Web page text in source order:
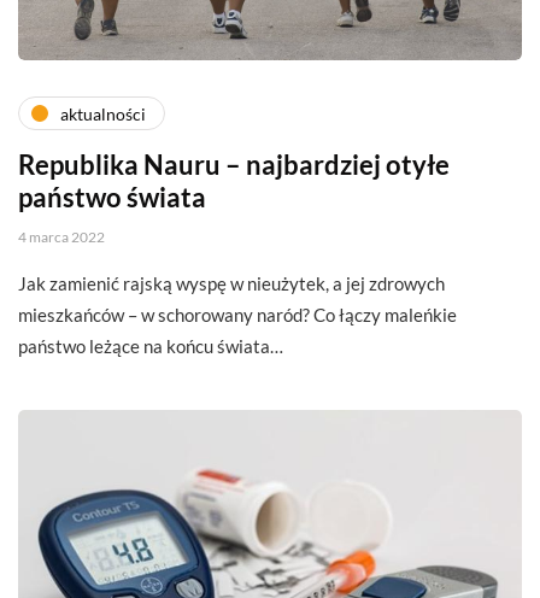
aktualności
Republika Nauru – najbardziej otyłe
państwo świata
4 marca 2022
Jak zamienić rajską wyspę w nieużytek, a jej zdrowych
mieszkańców – w schorowany naród? Co łączy maleńkie
państwo leżące na końcu świata…